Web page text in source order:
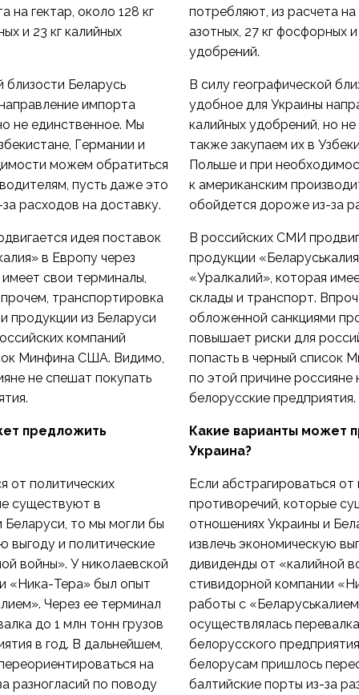
на гектар, около 128 кг
и 23 кг калийных
близости Беларусь
импорта
не единственное. Мы
Германии и
можем обратиться
пусть даже это
расходов на доставку.
идея поставок
в Европу через
свои терминалы,
транспортировка
продукции из Беларуси
компаний
Минфина США. Видимо,
не спешат покупать
предложить
от политических
существуют в
то мы могли бы
выгоду и политические
войны». У николаевской
«Ника-Тера» был опыт
Через ее терминал
до 1 млн тонн грузов
в год. В дальнейшем,
на
разногласий по поводу
потребляют, из расчета на
азотных, 27 кг фосфорных
удобрений.
В силу географической
удобное для Украины
калийных удобрений, но
также закупаем их в
Польше и при
к американским
обойдется дороже из-за
В российских СМИ
продукции
«Уралкалий», которая
склады и транспорт.
обложенной санкциями
повышает риски для
попасть в черный список
по этой причине россияне
белорусские предприятия.
Какие варианты может
Украина?
Если абстрагироваться от
противоречий, которые
отношениях Украины и
извлечь экономическую
дивиденды от «калийной
стивидорной компании
работы с
осуществлялась
белорусского
белорусам пришлось
балтийские порты из-за